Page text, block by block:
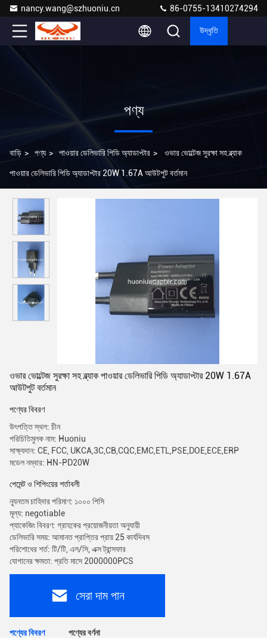
nancy.wang@szhuoniu.cn 86-0755-13410274294
উদ্ধৃতি
পণ্য
বাড়ি > পণ্য > পাওয়ার ডেলিভারি পিডি অ্যাডাপ্টার > ওভার ভোল্টেজ সুরক্ষা সহ ব্ল্যাক
পাওয়ার ডেলিভারি পিডি অ্যাডাপ্টার 20W 1.67A আউটপুট বর্তমান
ওভার ভোল্টেজ সুরক্ষা সহ ব্ল্যাক পাওয়ার ডেলিভারি পিডি অ্যাডাপ্টার 20W 1.67A
আউটপুট বর্তমান
পণ্যের বিবরণ
উৎপত্তি স্থল: চীন
পরিচিতিমুলক নাম: Huoniu
সাক্ষ্যদান: CE, FCC, UKCA,3C,CB,CQC,EMC,ETL,PSE,DOE,ECE,ERP
মডেল নম্বার: HN-PD20W
পেমেন্ট ও শিপিংয়ের শর্তাবলী
ন্যূনতম চাহিদার পরিমাণ: ১০০০ পিসি
মূল্য: negotiable
প্যাকেজিং বিবরণ: গ্রাহকের প্রয়োজনীয়তা অনুযায়ী
ডেলিভারি সময়: আমানত প্রাপ্তির প্রায় 25 কার্যদিবস
পরিশোধের শর্ত: টি/টি, এল/সি, এক্স ট্রান্সফার
যোগানের ক্ষমতা: প্রতি মাসে 2000000PCS
সেরা দাম পান
পণ্যের বিবরণ পণ্যের বর্ণনা